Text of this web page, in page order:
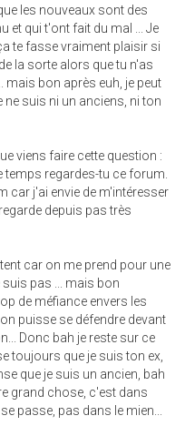
les nouveaux sont des
et qui t'ont fait du mal ... Je
te fasse vraiment plaisir si
la sorte alors que tu n'as
mais bon après euh, je peut
ne suis ni un anciens, ni ton
viens faire cette question :
temps regardes-tu ce forum.
car j'ai envie de m'intéresser
depuis pas très
car on me prend pour une
suis pas ... mais bon
de méfiance envers les
puisse se défendre devant
Donc bah je reste sur ce
toujours que je suis ton ex,
que je suis un ancien, bah
grand chose, c'est dans
passe, pas dans le mien...